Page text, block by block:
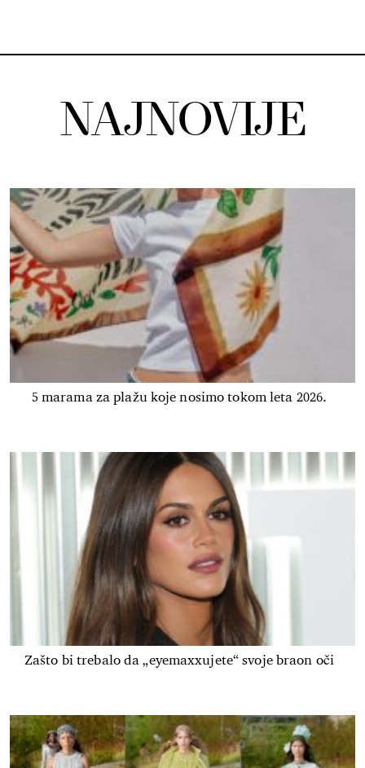
NAJNOVIJE
5 marama za plažu koje nosimo tokom leta 2026.
Zašto bi trebalo da „eyemaxxujete“ svoje braon oči